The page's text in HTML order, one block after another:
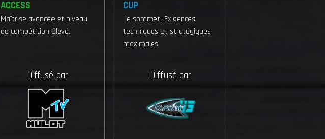
ACCESS
Maîtrise avancée et niveau
de compétition élevé.
Diffusé par
CUP
Le sommet. Exigences
techniques et stratégiques
maximales.
Diffusé par